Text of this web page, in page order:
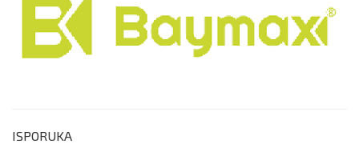
ISPORUKA